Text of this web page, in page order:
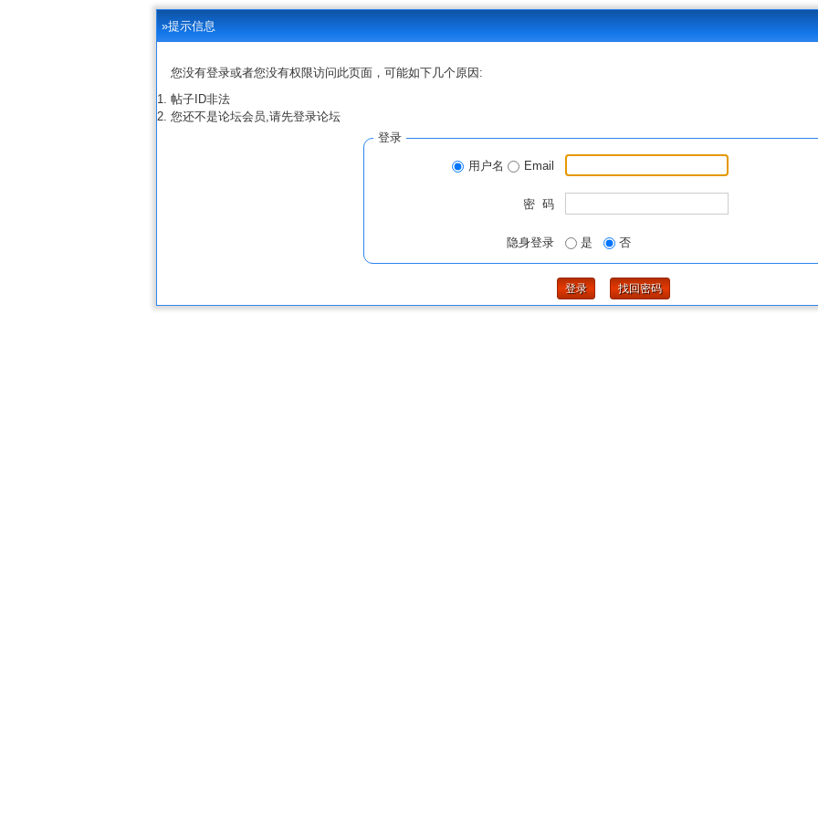
»提示信息
您没有登录或者您没有权限访问此页面，可能如下几个原因:
帖子ID非法
您还不是论坛会员,请先登录论坛
登录
用户名 Email
密 码
隐身登录 是 否